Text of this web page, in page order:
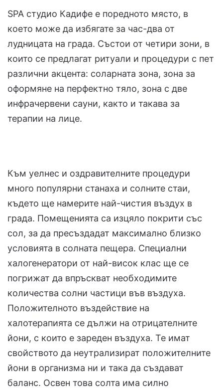
SPA студио Кадифе е поредното място, в
което може да избягате за час-два от
лудницата на града. Състои от четири зони, в
които се предлагат ритуали и процедури с пет
различни акцента: соларната зона, зона за
оформяне на перфектно тяло, зона с две
инфрачервени сауни, както и такава за
терапии на лице.
Към уелнес и оздравителните процедури
много популярни станаха и солните стаи,
където ще намерите най-чистия въздух в
града. Помещенията са изцяло покрити със
сол, за да пресъздадат максимално близко
условията в солната пещера. Специални
халогенератори от най-висок клас ще се
погрижат да впръскват необходимите
количества солни частици във въздуха.
Положителното въздействие на
халотерапията се дължи на отрицателните
йони, с които е зареден въздуха. Те имат
свойството да неутрализират положителните
йони в организма ни и така да създават
баланс. Освен това солта има силно